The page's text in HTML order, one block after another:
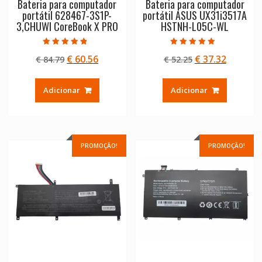
Bateria para computador
portátil 628467-3S1P-
3,CHUWI CoreBook X PRO
4.50
de 5
€84.79 O
original
era:
€ 60.56O
Adicionar
Bateria para computador
portátil ASUS UX31i3517A
HSTNH-L05C-WL
5.00
de 5
€52.25 O
original
era:
€37.32O
Adicionar
PROMOÇÃO! PROMOÇÃO!